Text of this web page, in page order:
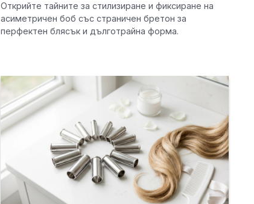
Открийте тайните за стилизиране и фиксиране на
асиметричен боб със страничен бретон за
перфектен блясък и дълготрайна форма.